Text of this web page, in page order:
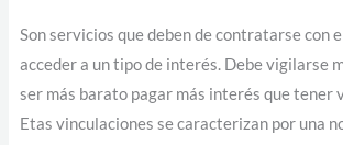
Son servicios que deben de contratarse con
acceder a un tipo de interés. Debe vigilarse
ser más barato pagar más interés que tener
Etas vinculaciones se caracterizan por una